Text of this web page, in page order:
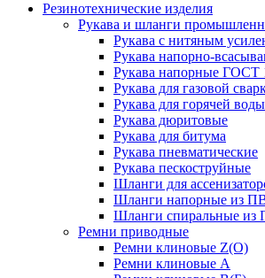
Резинотехнические изделия
Рукава и шланги
Рукава с нитяным
Рукава напорно-
Рукава напорные ГОСТ
Рукава для газовой
Рукава для горячей воды
Рукава дюритовые
Рукава для битума
Рукава пневматические
Рукава пескоструйные
Шланги для
Шланги напорные из
Шланги спиральные
Ремни приводные
Ремни клиновые Z(О)
Ремни клиновые А